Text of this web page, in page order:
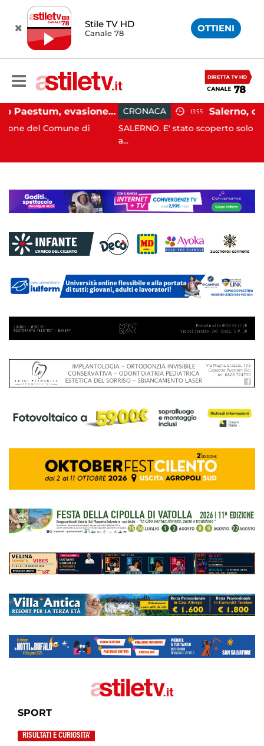
Stile TV HD
Canale 78 OTTIENI
Capaccio Paestum, evasione tassa di soggiorno: scoperte 49 strutture fantasma, elevate 132 sanzioni
di
CRONACA 13:55
SALERNO. E' stato scoperto solo all'alba, ma la
SPORT
RISULTATI E CURIOSITA'